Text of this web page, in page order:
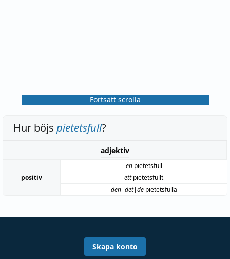
Fortsätt scrolla
Hur böjs pietetsfull?
adjektiv
positiv
enpietetsfull
ettpietetsfullt
den|det|depietetsfulla
Skapa konto